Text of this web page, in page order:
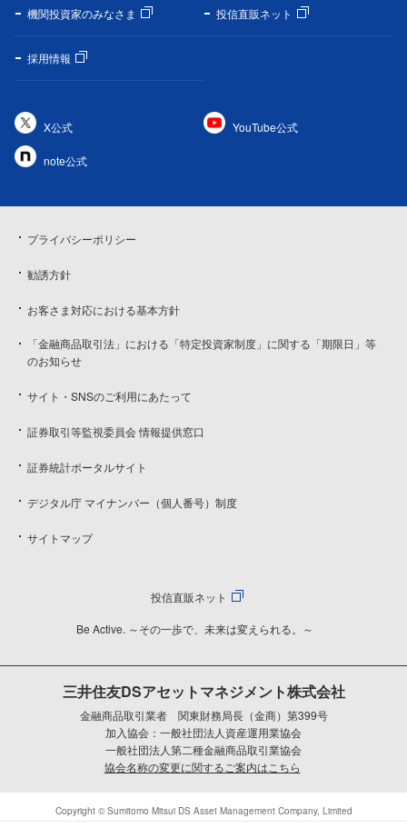
機関投資家のみなさま 投信直販ネット
採用情報
X公式 YouTube公式
note公式
プライバシーポリシー
勧誘方針
お客さま対応における基本方針
「金融商品取引法」における「特定投資家制度」に関する「期限日」等
のお知らせ
サイト・SNSのご利用にあたって
証券取引等監視委員会 情報提供窓口
証券統計ポータルサイト
デジタル庁 マイナンバー（個人番号）制度
サイトマップ
投信直販ネット
Be Active. ～その一歩で、未来は変えられる。～
三井住友DSアセットマネジメント株式会社
金融商品取引業者 関東財務局長（金商）第399号
加入協会：一般社団法人資産運用業協会
一般社団法人第二種金融商品取引業協会
協会名称の変更に関するご案内はこちら
Copyright © Sumitomo Mitsui DS Asset Management Company, Limited